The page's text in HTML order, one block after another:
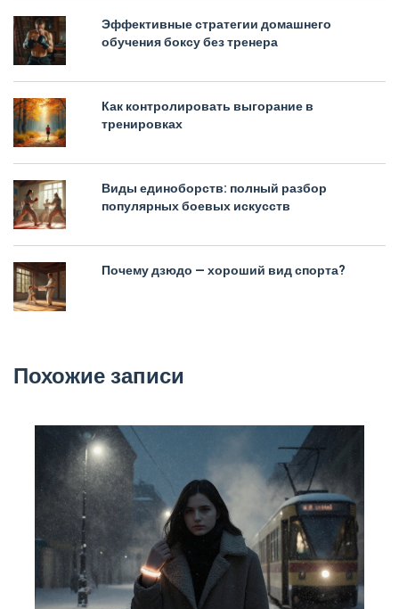
Эффективные стратегии домашнего
обучения боксу без тренера
Как контролировать выгорание в
тренировках
Виды единоборств: полный разбор
популярных боевых искусств
Почему дзюдо — хороший вид спорта?
Похожие записи